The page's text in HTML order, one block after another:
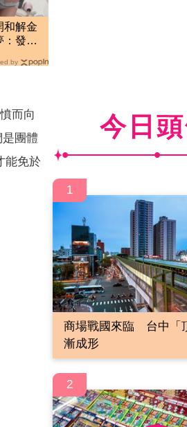
和解金
發文
by
而向
團體
能免於
今日
1
商場戰國來臨 台中「
漸成形
2